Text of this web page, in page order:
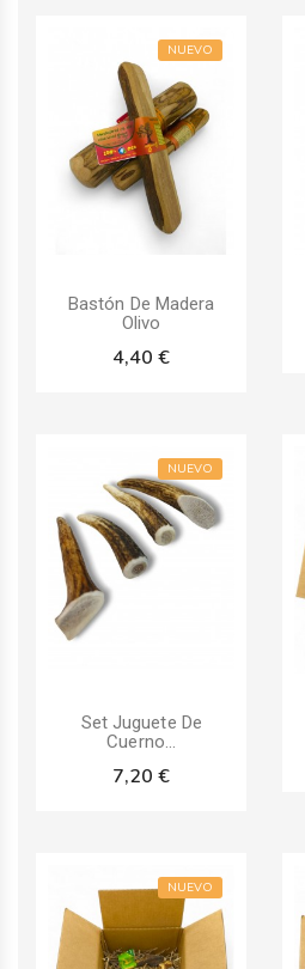
NUEVO
Bastón De Madera
Olivo
4,40 €
NUEVO
Set Juguete De
Cuerno...
7,20 €
NUEVO